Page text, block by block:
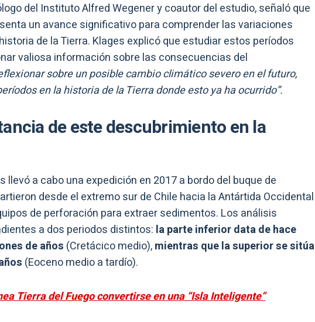
del Instituto Alfred Wegener y coautor del estudio, señaló que
un avance significativo para comprender las variaciones
de la Tierra. Klages explicó que estudiar estos períodos
valiosa información sobre las consecuencias del
sobre un posible cambio climático severo en el futuro,
en la historia de la Tierra donde esto ya ha ocurrido”.
de este descubrimiento en la
llevó a cabo una expedición en 2017 a bordo del buque de
desde el extremo sur de Chile hacia la Antártida Occidental
de perforación para extraer sedimentos. Los análisis
a dos periodos distintos: la parte inferior data de hace
de años (Cretácico medio),mientras que la superior se sitúa
(Eoceno medio a tardío).
Tierra del Fuego convertirse en una “Isla Inteligente”